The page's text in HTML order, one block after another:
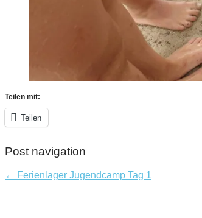
Teilen mit:
Teilen
Post navigation
← Ferienlager Jugendcamp Tag 1